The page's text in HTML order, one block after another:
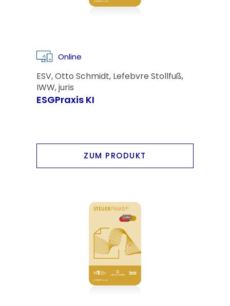
Online
ESV, Otto Schmidt, Lefebvre Stollfuß,
IWW, juris
ESGPraxis KI
ZUM PRODUKT